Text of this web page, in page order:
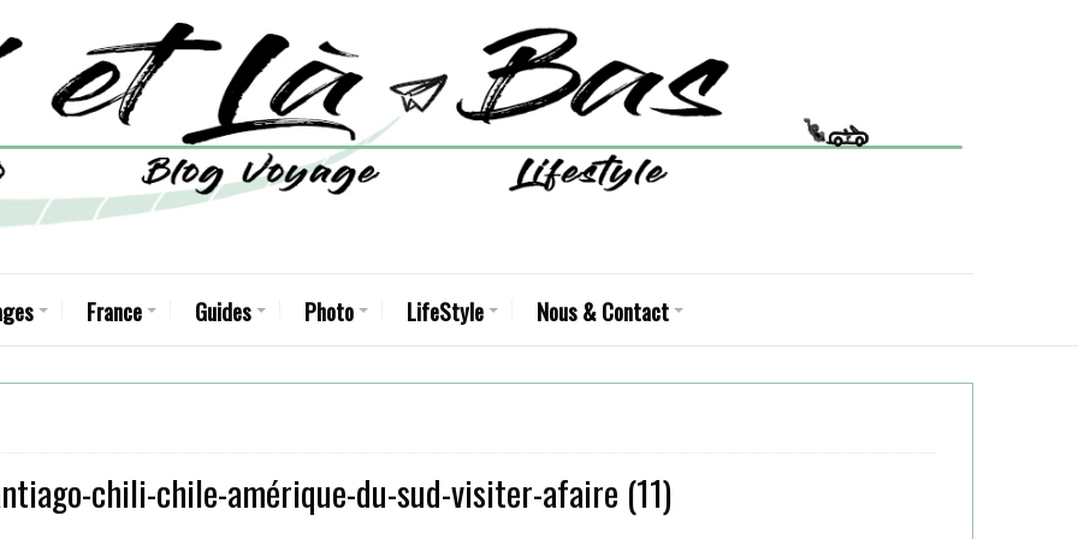
France Guides Photo LifeStyle Nous & Contact
chili-chile-amérique-du-sud-visiter-afaire (11)